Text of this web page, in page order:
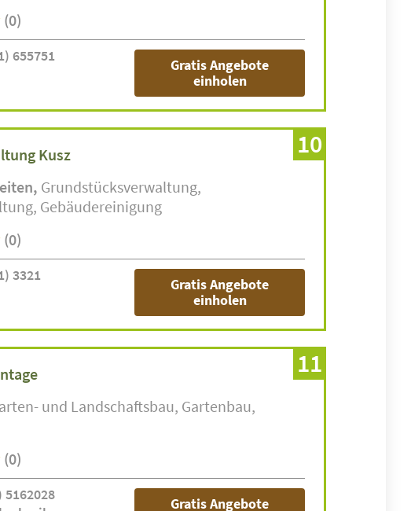
(0)
655751
Gratis Angebote
einholen
10
Kusz
Grundstücksverwaltung
Gebäudereinigung
(0)
3321
Gratis Angebote
einholen
11
und Landschaftsbau Gartenbau
(0)
5162028
Gratis Angebote